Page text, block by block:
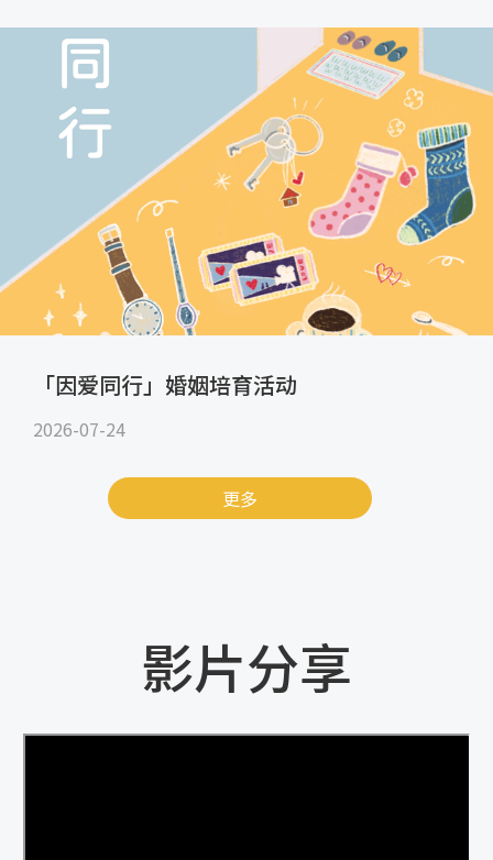
「因爱同行」婚姻培育活动
2026-07-24
更多
影片分享